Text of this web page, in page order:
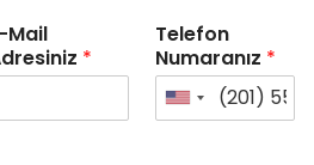
Mail
*
Telefon
Numaranız *